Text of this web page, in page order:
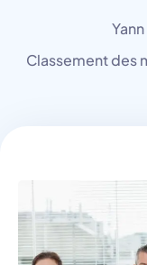
Yann
Classement des